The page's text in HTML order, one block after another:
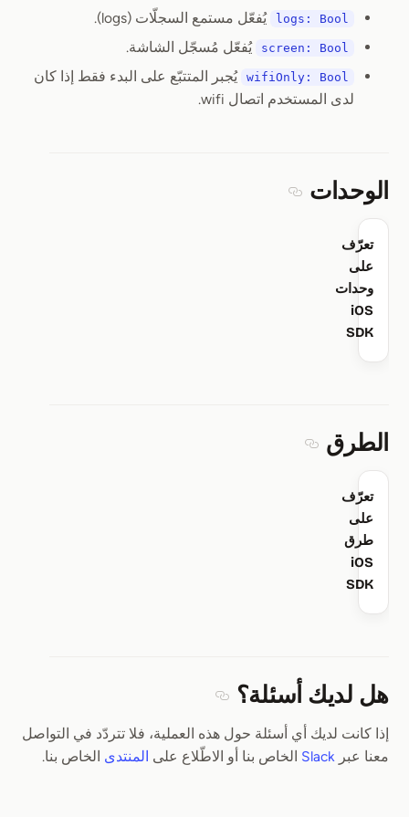
logs: Bool يُفعّل مستمع السجلّات (logs).
screen: Bool يُفعّل مُسجّل الشاشة.
wifiOnly: Bool يُجبر المتتبّع على البدء فقط إذا كان
لدى المستخدم اتصال wifi.
الوحدات
تعرّف
على
وحدات
iOS
SDK
الطرق
تعرّف
على
طرق
iOS
SDK
هل لديك أسئلة؟
إذا كانت لديك أي أسئلة حول هذه العملية، فلا تتردّد في التواصل
معنا عبر Slack الخاص بنا أو الاطّلاع على المنتدى الخاص بنا.